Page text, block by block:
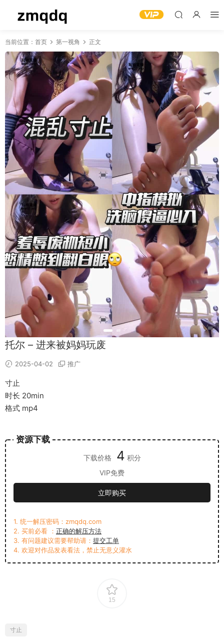
当前位置： 首页 第一视角 正文
托尔 – 进来被妈妈玩废
2025-04-02 推广
寸止
时长 20min
格式 mp4
资源下载
下载价格 4 积分
VIP免费
立即购买
1. 统一解压密码：zmqdq.com
2. 买前必看 ： 正确的解压方法
3. 有问题建议需要帮助请： 提交工单
4. 欢迎对作品发表看法，禁止无意义灌水
15
寸止